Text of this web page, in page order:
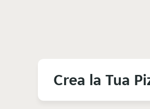
Crea la Tua